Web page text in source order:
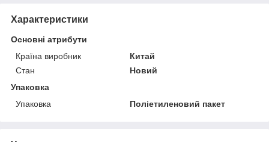
Характеристики
Основні атрибути
Країна виробник
Китай
Стан
Новий
Упаковка
Упаковка
Поліетиленовий пакет